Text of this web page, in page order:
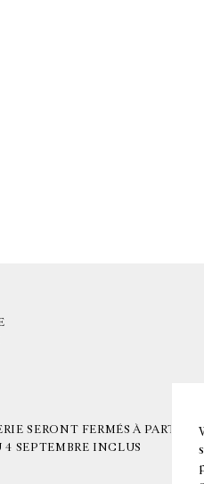
SERONT FERMÉS À PARTIR
SEPTEMBRE INCLUS